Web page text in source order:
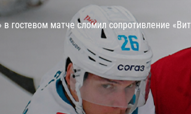
Нефтехимик
Трактор
Дивизион Чернышева
Авангард
Адмирал
КХЛ
в гостевом матче сломил сопротивление